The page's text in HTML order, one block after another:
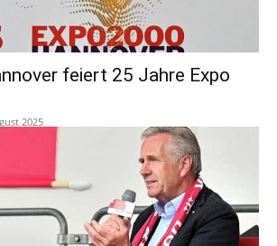
feiert 25 Jahre Expo
2025